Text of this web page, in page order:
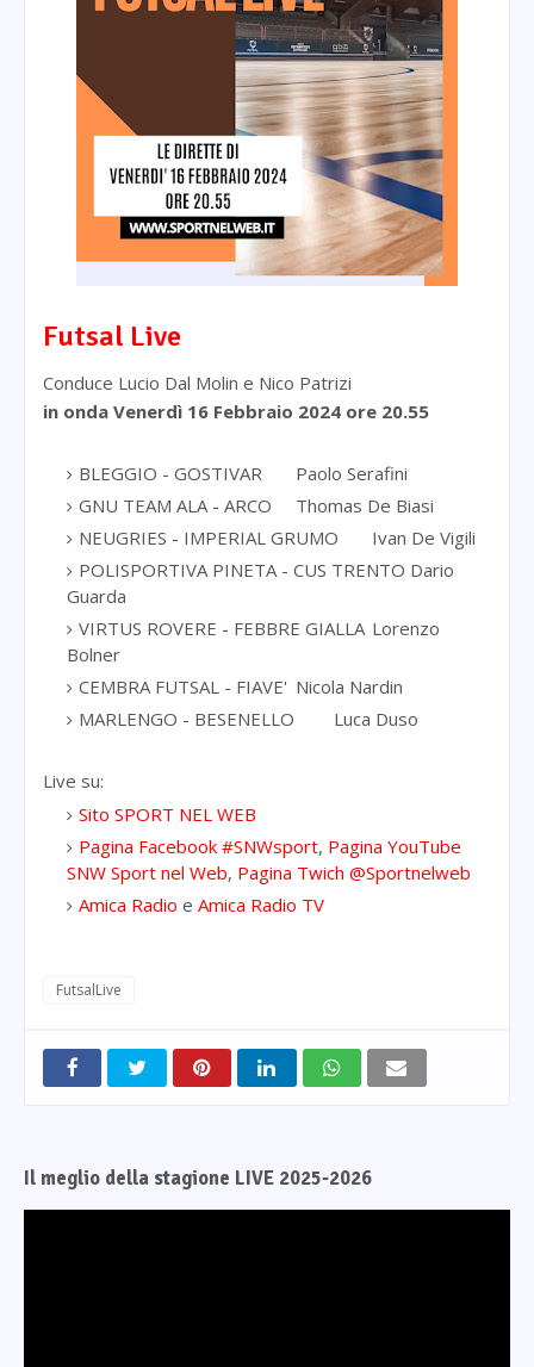
Futsal Live
Conduce Lucio Dal Molin e Nico Patrizi
in onda Venerdì 16 Febbraio 2024 ore 20.55
BLEGGIO - GOSTIVAR
Paolo Serafini
GNU TEAM ALA - ARCO
Thomas De Biasi
NEUGRIES - IMPERIAL GRUMO
Ivan De Vigili
POLISPORTIVA PINETA - CUS TRENTO Dario
Guarda
VIRTUS ROVERE - FEBBRE GIALLA Lorenzo
Bolner
CEMBRA FUTSAL - FIAVE' Nicola Nardin
MARLENGO - BESENELLO
Luca Duso
Live su:
Sito SPORT NEL WEB
Pagina Facebook #SNWsport, Pagina YouTube
SNW Sport nel Web, Pagina Twich @Sportnelweb
Amica Radio e Amica Radio TV
FutsalLive
Il meglio della stagione LIVE 2025-2026